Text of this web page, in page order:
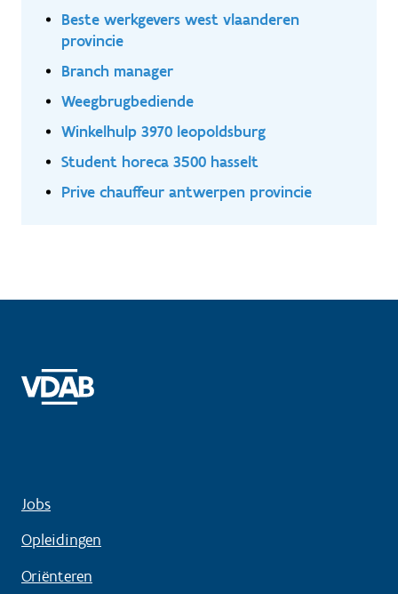
Beste werkgevers west vlaanderen
provincie
Branch manager
Weegbrugbediende
Winkelhulp 3970 leopoldsburg
Student horeca 3500 hasselt
Prive chauffeur antwerpen provincie
Jobs
Opleidingen
Oriënteren